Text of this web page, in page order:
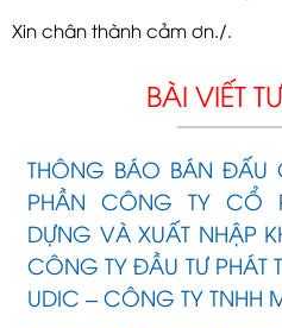
Xin chân thành cảm ơn./.
BÀI VIẾT
THÔNG BÁO BÁN ĐẤU
PHẦN CÔNG TY CỔ
DỰNG VÀ XUẤT NHẬP
CÔNG TY ĐẦU TƯ PHÁT
UDIC – CÔNG TY TNHH